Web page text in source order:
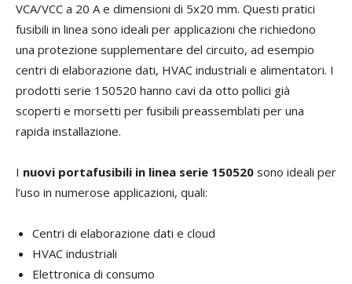
VCA/VCC a 20 A e dimensioni di 5x20 mm. Questi pratici
fusibili in linea sono ideali per applicazioni che richiedono
una protezione supplementare del circuito, ad esempio
centri di elaborazione dati, HVAC industriali e alimentatori. I
prodotti serie 150520 hanno cavi da otto pollici già
scoperti e morsetti per fusibili preassemblati per una
rapida installazione.
I nuovi portafusibili in linea serie 150520 sono ideali per
l’uso in numerose applicazioni, quali:
Centri di elaborazione dati e cloud
HVAC industriali
Elettronica di consumo